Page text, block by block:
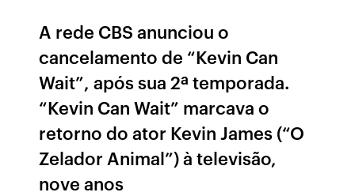
A rede CBS anunciou o
cancelamento de “Kevin Can
Wait”, após sua 2ª temporada.
“Kevin Can Wait” marcava o
retorno do ator Kevin James (“O
Zelador Animal”) à televisão,
nove anos